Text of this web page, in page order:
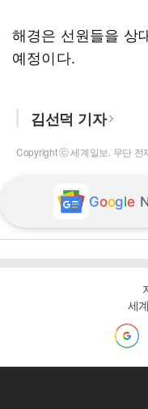
해경은 선원들을 상
예정이다.
김선덕 기자
Copyright ⓒ 세계일보. 무단 전
Google
세